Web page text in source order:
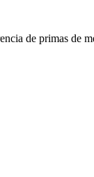
de primas de